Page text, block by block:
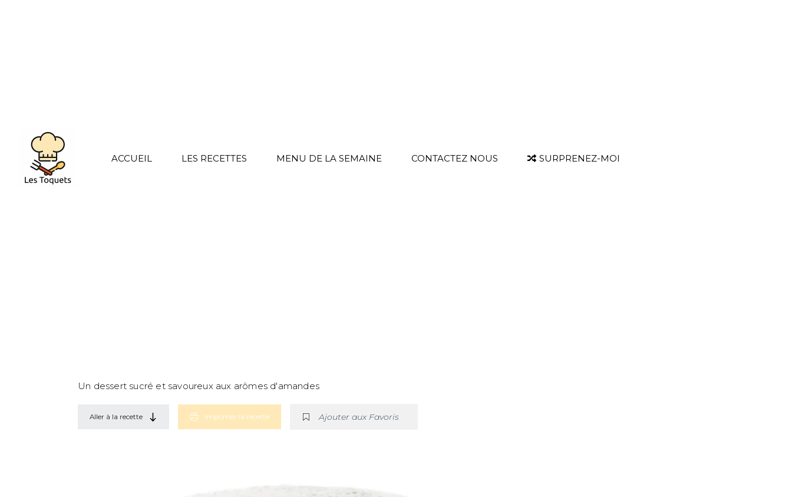
ACCUEIL LES RECETTES MENU DE LA SEMAINE CONTACTEZ NOUS SURPRENEZ-MOI
Un dessert sucré et savoureux aux arômes d'amandes
Aller à la recette Imprimer la recette Ajouter aux Favoris